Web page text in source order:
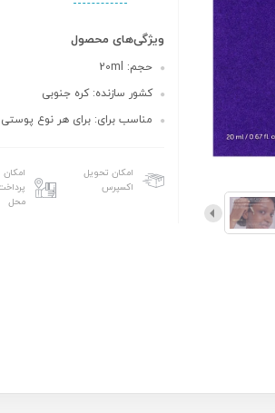
ویژگی‌های محصول
حجم: 20ml
کشور سازنده: کره جنوبی
مناسب برای: برای هر نوع
امکان تحویل
اکسپرس
امکان
محل